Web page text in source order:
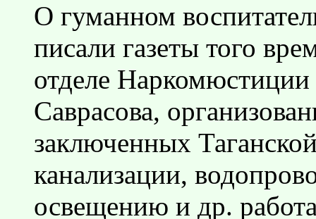
О гуманном
писали газеты того
отделе
Саврасова,
заключенных
канализации,
освещению и др.